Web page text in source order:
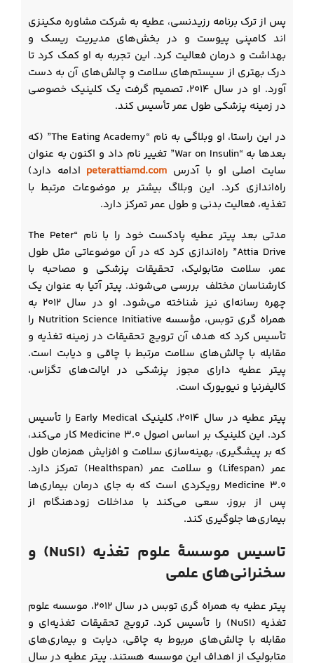
پس از ترک برنامه رزیدنسی، عطیه به شرکت مشاوره مکینزی
اند کامپنی پیوست و در بخش‌های مدیریت ریسک و
بهداشت و درمان فعالیت کرد. این تجربه به او کمک کرد تا
درک بهتری از سیستم‌های سلامت و چالش‌های آن به دست
آورد. او در سال ۲۰۱۴، تصمیم گرفت یک کلینیک خصوصی
در زمینه پزشکی طول عمر تأسیس کند.
در این راستا، او وبلاگی به نام “The Eating Academy” (که
بعدها به “War on Insulin” تغییر نام داد و اکنون به عنوان
سایت اصلی او با آدرس peterattiamd.com ادامه دارد)
راه‌اندازی کرد. این وبلاگ بیشتر بر موضوعات مرتبط با
تغذیه، فعالیت بدنی و طول عمر تمرکز دارد.
مدتی بعد پیتر عطیه پادکست خود را با نام “The Peter
Attia Drive” راه‌اندازی کرد که در آن موضوعاتی مثل طول
عمر، سلامت متابولیک، تحقیقات پزشکی و مصاحبه با
کارشناسان مختلف بررسی می‌شوند. پیتر آتیا به عنوان یک
چهره رسانه‌ای نیز شناخته می‌شود. او در سال ۲۰۱۲ به
همراه گری توبس، مؤسسه Nutrition Science Initiative را
تأسیس کرد که هدف آن ترویج تحقیقات در زمینه تغذیه و
مقابله با چالش‌های سلامت مرتبط با چاقی و دیابت است.
پیتر عطیه دارای مجوز پزشکی در ایالت‌های تگزاس،
کالیفرنیا و نیویورک است.
پیتر عطیه در سال ۲۰۱۴، کلینیک Early Medical را تأسیس
کرد. این کلینیک بر اساس اصول Medicine 3.0 کار می‌کند،
که بر پیشگیری، بهینه‌سازی سلامت و افزایش همزمان طول
عمر (Lifespan) و سلامت عمر (Healthspan) تمرکز دارد.
Medicine 3.0 رویکردی است که به جای درمان بیماری‌ها
پس از بروز، سعی می‌کند با مداخلات زودهنگام از
بیماری‌ها جلوگیری کند.
تاسیس موسسۀ علوم تغذیه (NuSI) و
سخنرانی‌های علمی
پیتر عطیه به همراه گری توبس در سال ۲۰۱۲، موسسه علوم
تغذیه (NuSI) را تأسیس کرد. ترویج تحقیقات تغذیه‌ای و
مقابله با چالش‌های مربوط به چاقی، دیابت و بیماری‌های
متابولیک از اهداف این موسسه هستند. پیتر عطیه در سال